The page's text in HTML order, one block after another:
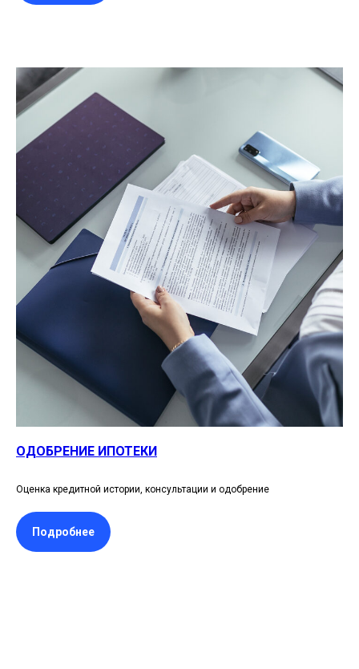
ОДОБРЕНИЕ ИПОТЕКИ
Оценка кредитной истории, консультации и одобрение
Подробнее